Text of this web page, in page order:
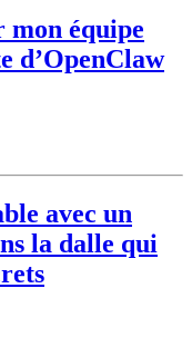
équipe
d’OpenClaw
avec un
la dalle qui